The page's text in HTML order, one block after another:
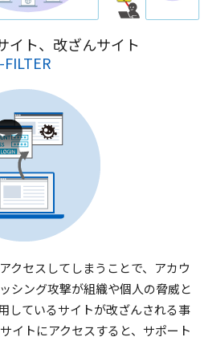
イト、改ざんサイト
FILTER
クセスしてしまうことで、アカウ
シング攻撃が組織や個人の脅威と
しているサイトが改ざんされる事
イトにアクセスすると、サポート